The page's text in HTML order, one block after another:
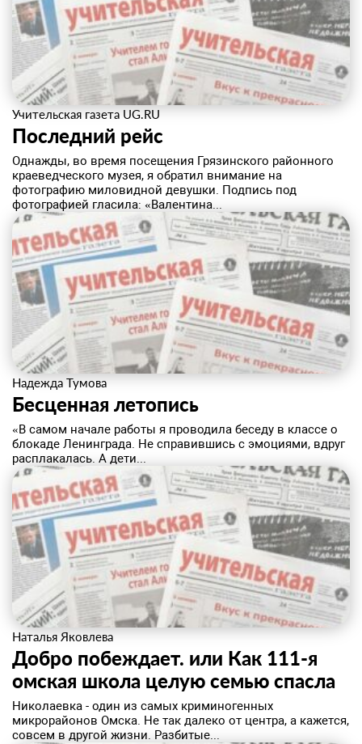
Учительская газета UG.RU
Последний рейс
Однажды, во время посещения Грязинского районного
краеведческого музея, я обратил внимание на
фотографию миловидной девушки. Подпись под
фотографией гласила: «Валентина...
Надежда Тумова
Бесценная летопись
«В самом начале работы я проводила беседу в классе о
блокаде Ленинграда. Не справившись с эмоциями, вдруг
расплакалась. А дети...
Наталья Яковлева
Добро побеждает. или Как 111-я
омская школа целую семью спасла
Николаевка - один из самых криминогенных
микрорайонов Омска. Не так далеко от центра, а кажется,
совсем в другой жизни. Разбитые...